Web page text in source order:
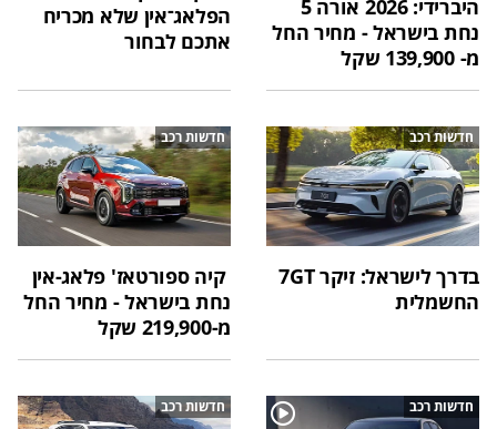
היברידי: 2026 אורה 5
נחת בישראל - מחיר החל
מ- 139,900 שקל
הפלאג־אין שלא מכריח
אתכם לבחור
חדשות רכב
בדרך לישראל: זיקר 7GT
החשמלית
חדשות רכב
קיה ספורטאז' פלאג-אין
נחת בישראל - מחיר החל
מ-219,900 שקל
חדשות רכב חדשות רכב